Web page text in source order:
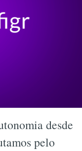
desde
pelo